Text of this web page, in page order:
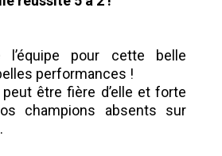
l’équipe pour cette belle
performances !
être fière d’elle et forte
champions absents sur